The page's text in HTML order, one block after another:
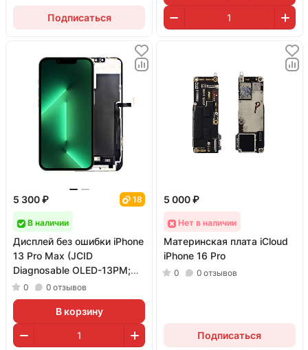
Подписаться
5 300 ₽ 18
В наличии
Дисплей без ошибки iPhone
13 Pro Max (JCID
Diagnosable OLED-13PM;
матрица Soft OLED; 120 Гц)
0 0 отзывов
В корзину
5 000 ₽
Нет в наличии
Материнская плата iCloud
iPhone 16 Pro
0 0 отзывов
Подписаться